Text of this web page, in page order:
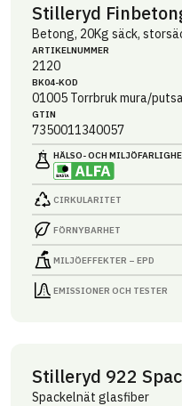
Stilleryd
Betong, 20Kg säck,
ARTIKEL­NUMMER
2120
BK04-KOD
01005 Torrbruk mura/
GTIN
7350011340057
HÄLSO- OCH
CIRKULARITET
FÖRNYBARHET
MILJÖEFFEKTER – EPD
EMISSIONER OCH TESTER
Stilleryd 922
Spackelnät glasfiber